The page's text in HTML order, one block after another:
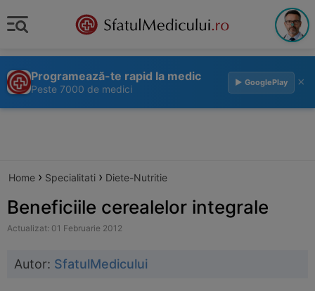
Programează-te rapid la medic
Peste 7000 de medici
▶ GooglePlay ×
Home › Specialitati › Diete-Nutritie
Beneficiile cerealelor integrale
Actualizat: 01 Februarie 2012
Autor: SfatulMedicului